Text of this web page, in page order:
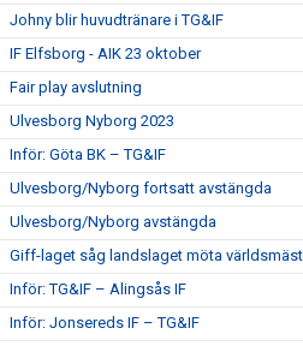
Johny blir huvudtränare i TG&IF
IF Elfsborg - AIK 23 oktober
Fair play avslutning
Ulvesborg Nyborg 2023
Inför: Göta BK – TG&IF
Ulvesborg/Nyborg fortsatt avstängda
Ulvesborg/Nyborg avstängda
Giff-laget såg landslaget möta
Inför: TG&IF – Alingsås IF
Inför: Jonsereds IF – TG&IF